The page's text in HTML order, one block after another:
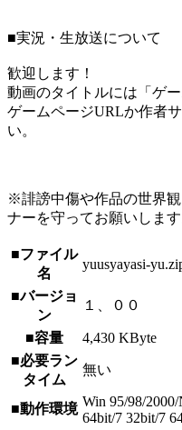
■実況・生放送について
歓迎します！
動画のタイトルには「ゲ
ゲームページURLか作者
い。
※誹謗中傷や作品の世界
ナーを守ってお願いします
■ファイル
名
yuusyayasi-
■バージョ
ン
１、００
■容量
4,430 KByte
■必要ラン
タイム
無い
■動作環境 Win 95/98/
64bit/7 32bit/7